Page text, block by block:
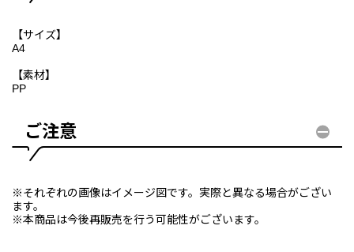
【サイズ】
A4
【素材】
PP
ご注意
※それぞれの画像はイメージ図です。実際と異なる場合がござい
ます。
※本商品は今後再販売を行う可能性がございます。